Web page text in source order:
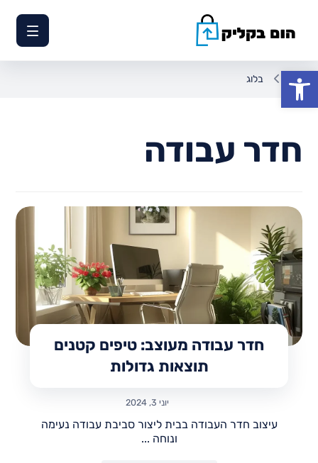
פתח סרגל נגישות
בלוג
חדר עבודה
חדר עבודה מעוצב: טיפים קטנים
תוצאות גדולות
יוני 3, 2024
עיצוב חדר העבודה בבית ליצור סביבת עבודה נעימה
ונוחה ...